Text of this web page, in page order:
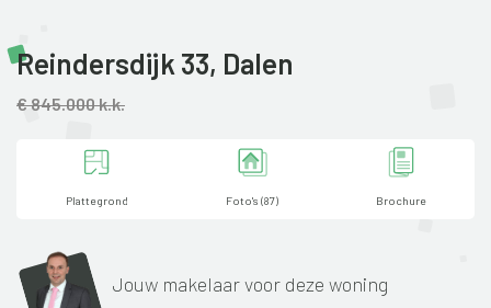
Reindersdijk 33, Dalen
€ 845.000 k.k.
Plattegrond Foto's (87) Brochure
Jouw makelaar voor deze woning